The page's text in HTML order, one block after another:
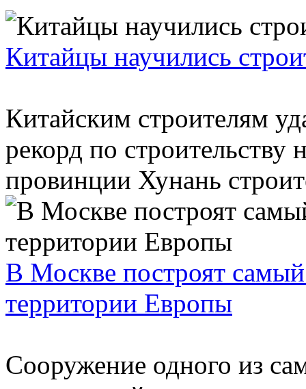
Китайцы научились
Китайским строителям
рекорд по
провинции Хунань
В Москве построят
территории Европы
Сооружение одного из